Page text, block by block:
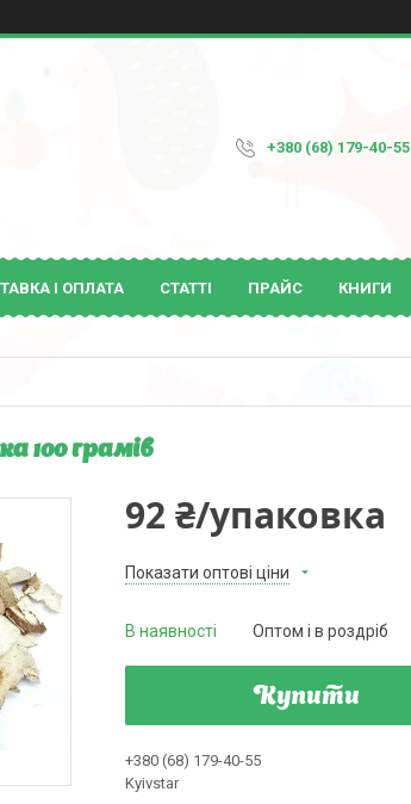
+380 (68) 179-40-55
І ОПЛАТА СТАТТІ ПРАЙС КНИГИ
100 грамів
92 ₴/упаковка
Показати оптові ціни
В наявності Оптом і в роздріб
Купити
+380 (68) 179-40-55
Kyivstar